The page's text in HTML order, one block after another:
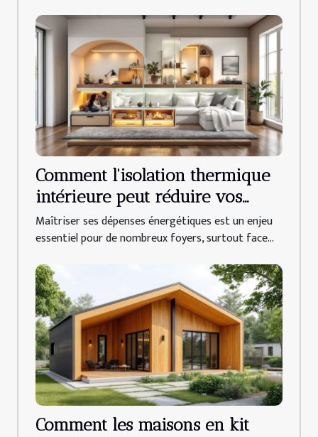
Comment l'isolation thermique
intérieure peut réduire vos
factures d'énergie ?
Maîtriser ses dépenses énergétiques est un enjeu
essentiel pour de nombreux foyers, surtout face...
Comment les maisons en kit